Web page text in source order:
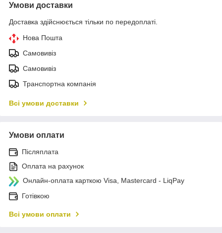
Умови доставки
Доставка здійснюється тільки по передоплаті.
Нова Пошта
Самовивіз
Самовивіз
Транспортна компанія
Всі умови доставки
Умови оплати
Післяплата
Оплата на рахунок
Онлайн-оплата карткою Visa, Mastercard - LiqPay
Готівкою
Всі умови оплати